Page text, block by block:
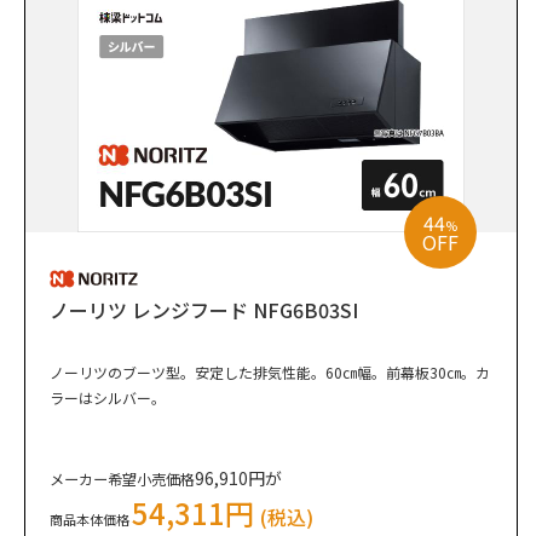
44%
OFF
ノーリツ レンジフード NFG6B03SI
ノーリツのブーツ型。安定した排気性能。60㎝幅。前幕板30㎝。カ
ラーはシルバー。
メーカー希望小売価格96,910円が
商品本体価格54,311円 (税込)